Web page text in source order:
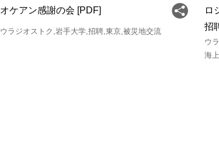
オケアン感謝の会 [PDF]
ウラジオストク 岩手大学 招聘 東京 被災地交流
ロ
招
ウ
海